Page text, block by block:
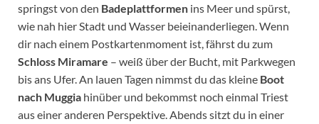
springst von den Badeplattformen ins Meer und spürst,
wie nah hier Stadt und Wasser beieinanderliegen. Wenn
dir nach einem Postkartenmoment ist, fährst du zum
Schloss Miramare – weiß über der Bucht, mit Parkwegen
bis ans Ufer. An lauen Tagen nimmst du das kleine Boot
nach Muggia hinüber und bekommst noch einmal Triest
aus einer anderen Perspektive. Abends sitzt du in einer